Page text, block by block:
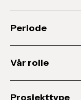
Periode
Vår rolle
Prosjekttype